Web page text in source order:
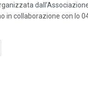
in collaborazione con lo